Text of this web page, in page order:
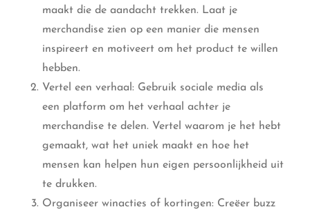
maakt die de aandacht trekken. Laat je
merchandise zien op een manier die mensen
inspireert en motiveert om het product te willen
hebben.
Vertel een verhaal: Gebruik sociale media als
een platform om het verhaal achter je
merchandise te delen. Vertel waarom je het hebt
gemaakt, wat het uniek maakt en hoe het
mensen kan helpen hun eigen persoonlijkheid uit
te drukken.
Organiseer winacties of kortingen: Creëer buzz